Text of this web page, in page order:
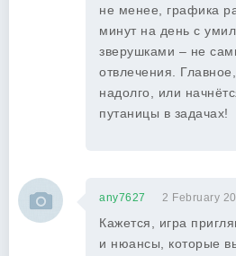
не менее, графика
минут на день с
зверушками – не
отвлечения.
надолго, или
путаницы в задачах!
any7627 2 February
Кажется, игра
и нюансы, которые